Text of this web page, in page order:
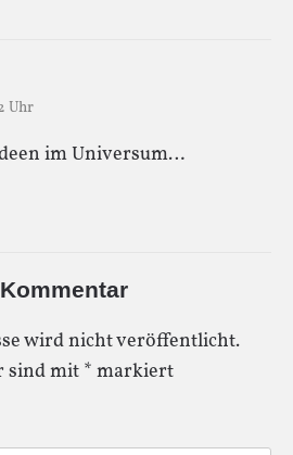
Uhr
im Universum…
wird nicht veröffentlicht.
sind mit * markiert